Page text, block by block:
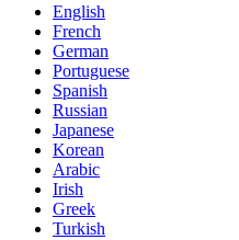
English
French
German
Portuguese
Spanish
Russian
Japanese
Korean
Arabic
Irish
Greek
Turkish